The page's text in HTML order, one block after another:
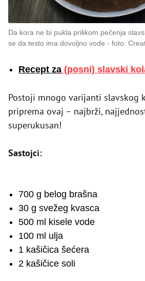
Da kora ne bi pukla prilikom pečenja
se da testo ima dovoljno vode
foto:
Recept za (posni) slavski
Postoji mnogo varijanti slavskog
priprema ovaj – najbrži,
superukusan!
Sastojci:
700 g belog brašna
30 g svežeg kvasca
500 ml kisele vode
100 ml ulja
1 kašičica šećera
2 kašičice soli